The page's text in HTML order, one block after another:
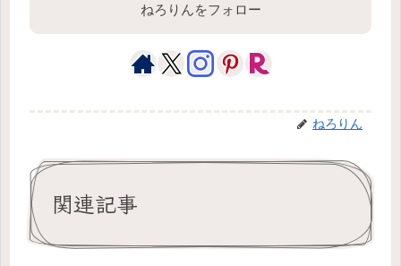
ねろりんをフォロー
ねろりん
関連記事